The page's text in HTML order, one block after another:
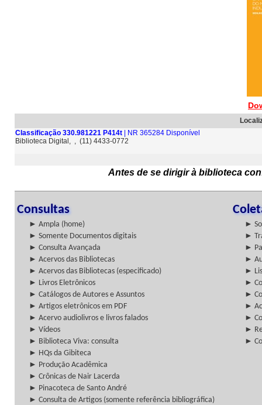
Classificação 330.981221 P414t | NR 365284 Disponível
Biblioteca Digital, , (11) 4433-0772
Antes de se dirigir à biblioteca
Consultas
► Ampla (home)
►
► Somente Documentos digitais
►
► Consulta Avançada
►
► Acervos das Bibliotecas
►
► Acervos das Bibliotecas (especificado)
►
► Livros Eletrônicos
►
► Catálogos de Autores e Assuntos
►
► Artigos eletrônicos em PDF
►
► Acervo audiolivros e livros falados
►
► Vídeos
►
► Biblioteca Viva: consulta
►
► HQs da Gibiteca
► Produção Acadêmica
► Crônicas de Nair Lacerda
► Pinacoteca de Santo André
► Consulta de Artigos (somente referência bibliográfica)